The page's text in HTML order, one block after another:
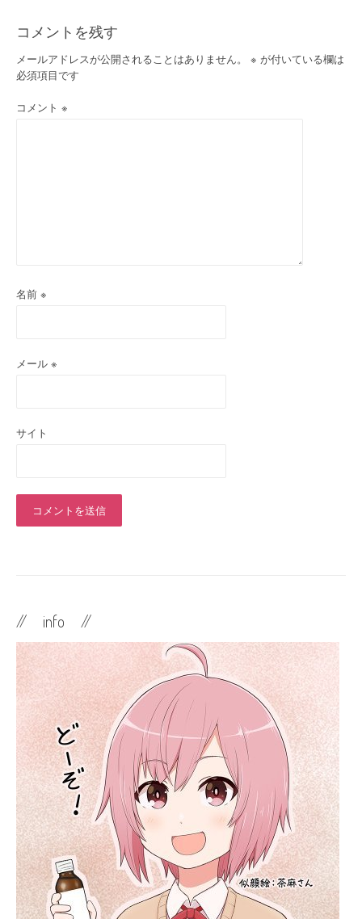
ゲ
ー
シ
コメントを残す
メールアドレスが公開されることはありません。 ※ が付いている欄は
必須項目です
コメント ※
名前 ※
メール ※
サイト
// info //